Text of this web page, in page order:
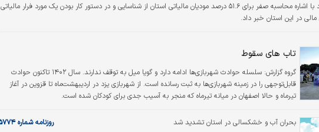
مدیرکل اداره امور مالیاتی یزد با اشاره محاسبه صفر برای ۵۱.۶ درصد مودیان مالیاتی استان از شناسایی و در دستور کار بودن یک مورد فرار مالیاتی
تاب های سقوط
گروه گزارش: سلسله حوادث شهربازی‌ها ادامه دارد و گویا میل به توقف ندارند. سال ۱۴۰۲ تاکنون حوادث
قابل‌توجهی را در زمینه شهربازی‌ها به ثبت رسانده است. از شهربازی یزد در اردیبهشت‌ماه تا قزوین در آغاز
تیرماه و حالا اصفهان در میانه تیرماه که منجر به آسیب جدی برای کودکان شده است.
بحران آب و خشکسالی در استان تشدید شد روزنامه شماره ۵۷۷۴